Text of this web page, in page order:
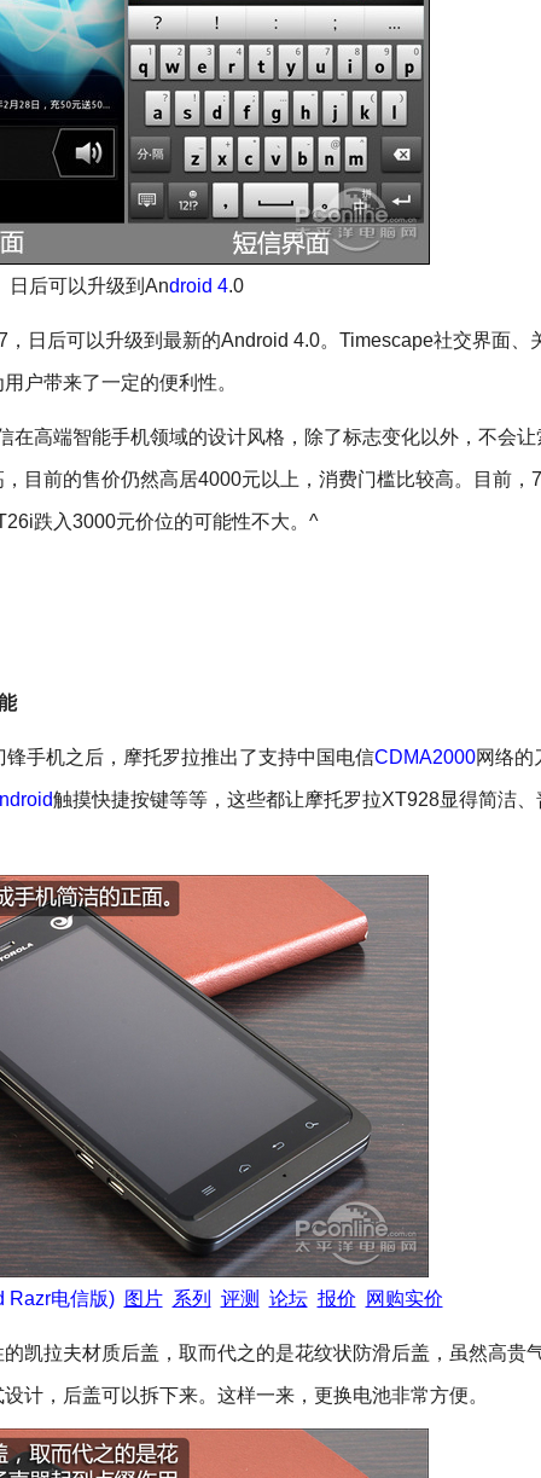
日后可以升级到Android 4.0
，日后可以升级到最新的Android 4.0。Timescape社交界面、
户带来了一定的便利性。
在高端智能手机领域的设计风格，除了标志变化以外，不会
目前的售价仍然高居4000元以上，消费门槛比较高。目前，
跌入3000元价位的可能性不大。^
锋手机之后，摩托罗拉推出了支持中国电信CDMA2000网络的
触摸快捷按键等等，这些都让摩托罗拉XT928显得简洁、
Razr电信版) 图片 系列 评测 论坛 报价 网购实价
拉夫材质后盖，取而代之的是花纹状防滑后盖，虽然高贵
计，后盖可以拆下来。这样一来，更换电池非常方便。